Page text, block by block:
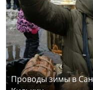
Проводы зимы в